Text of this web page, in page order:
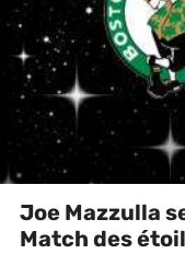
Joe Mazzulla
Match des